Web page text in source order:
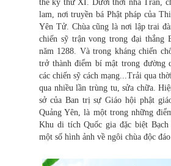
thế kỷ thứ XI. Dưới thời nhà Trần,
lam, nơi truyền bá Phật pháp của
Yên Tử. Chùa cũng là nơi lập trai
chiến sỹ trận vong trong đại thắng
năm 1288. Và trong kháng chiến
trở thành điểm bí mật trong đường
các chiến sỹ cách mạng...Trải qua
qua nhiều lần trùng tu, sửa chữa.
sở của Ban trị sự Giáo hội phật
Quảng Yên, là một trong những
Khu di tích Quốc gia đặc biệt
một số hình ảnh về ngôi chùa độc